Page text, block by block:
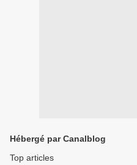
Hébergé par Canalblog
Top articles